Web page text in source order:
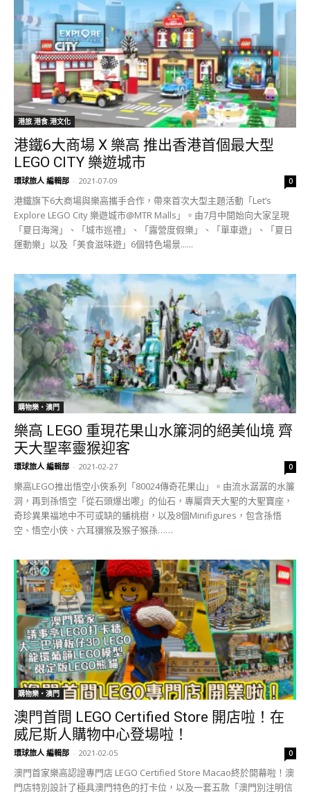
港旅.港食.港文化
港鐵6大商場 X 樂高 推出香港首個最大型
LEGO CITY 樂遊城市
環球旅人 編輯部 - 2021-07-09 0
港鐵旗下6大商場與樂高攜手合作，帶來首次大型主題活動「Let’s
Explore LEGO City 樂遊城市@MTR Malls」。由7月中開始向大家呈現
「夏日海灣」、「城市巡禮」、「露營度假樂」、「單車遊」、「夏日
運動樂」以及「美食滋味遊」6個特色場景......
購物樂‧澳門
樂高 LEGO 重現花果山水簾洞的絕美仙境 齊
天大聖率靈猴迎客
環球旅人 編輯部 - 2021-02-27 0
樂高LEGO推出悟空小俠系列「80024傳奇花果山」。由流水潺潺的水簾
洞，再到孫悟空「從石頭爆出嚟」的仙石，專屬齊天大聖的大聖寶座，
奇珍異果福地中不可或缺的蟠桃樹，以及8個Minifigures，包含孫悟
空、悟空小俠、六耳獼猴及猴子猴孫……
購物樂‧澳門
澳門首間 LEGO Certified Store 開店啦！在
威尼斯人購物中心登場啦！
環球旅人 編輯部 - 2021-02-05 0
澳門首家樂高認證專門店 LEGO Certified Store Macao終於開幕啦！澳
門店特別設計了極具澳門特色的打卡位，以及一套五款「澳門別注明信